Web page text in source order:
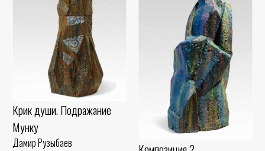
Крик души. Подражание
Мунку
Дамир Рузыбаев